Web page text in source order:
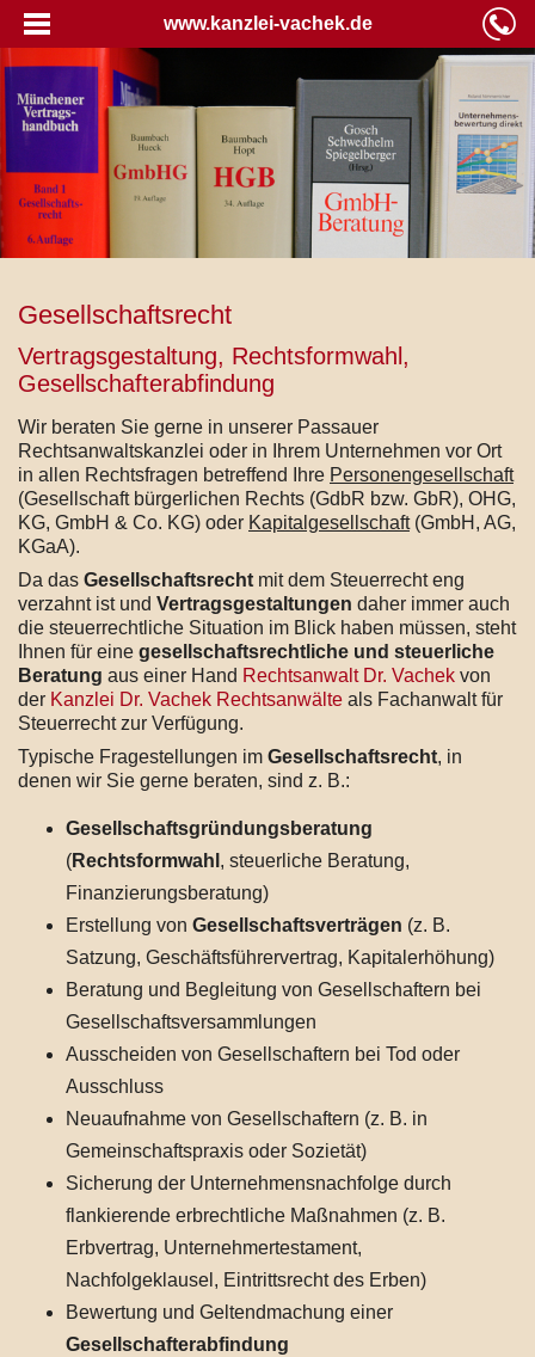
www.kanzlei-vachek.de
Gesellschaftsrecht
Vertragsgestaltung, Rechtsformwahl,
Gesellschafterabfindung
Wir beraten Sie gerne in unserer Passauer
Rechtsanwaltskanzlei oder in Ihrem Unternehmen vor Ort
in allen Rechtsfragen betreffend Ihre Personengesellschaft
(Gesellschaft bürgerlichen Rechts (GdbR bzw. GbR), OHG,
KG, GmbH & Co. KG) oder Kapitalgesellschaft(GmbH, AG,
KGaA).
Da das Gesellschaftsrecht mit dem Steuerrecht eng
verzahnt ist und Vertragsgestaltungen daher immer auch
die steuerrechtliche Situation im Blick haben müssen, steht
Ihnen für eine gesellschaftsrechtliche und steuerliche
Beratung aus einer Hand Rechtsanwalt Dr. Vachek von
der Kanzlei Dr. Vachek Rechtsanwälte als Fachanwalt für
Steuerrecht zur Verfügung.
Typische Fragestellungen im Gesellschaftsrecht, in
denen wir Sie gerne beraten, sind z. B.:
Gesellschaftsgründungsberatung
(Rechtsformwahl , steuerliche Beratung,
Finanzierungsberatung)
Erstellung von Gesellschaftsverträgen (z. B.
Satzung, Geschäftsführervertrag, Kapitalerhöhung)
Beratung und Begleitung von Gesellschaftern bei
Gesellschaftsversammlungen
Ausscheiden von Gesellschaftern bei Tod oder
Ausschluss
Neuaufnahme von Gesellschaftern (z. B. in
Gemeinschaftspraxis oder Sozietät)
Sicherung der Unternehmensnachfolge durch
flankierende erbrechtliche Maßnahmen (z. B.
Erbvertrag, Unternehmertestament,
Nachfolgeklausel, Eintrittsrecht des Erben)
Bewertung und Geltendmachung einer
Gesellschafterabfindung